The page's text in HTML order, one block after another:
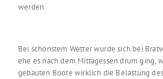
werden.
Bei schönstem Wetter wurde sich bei
ehe es nach dem Mittagessen drum ging,
gebauten Boote wirklich die Belastung